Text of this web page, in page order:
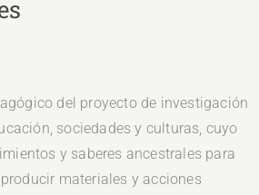
del proyecto de investigación
sociedades y culturas, cuyo
y saberes ancestrales para
materiales y acciones